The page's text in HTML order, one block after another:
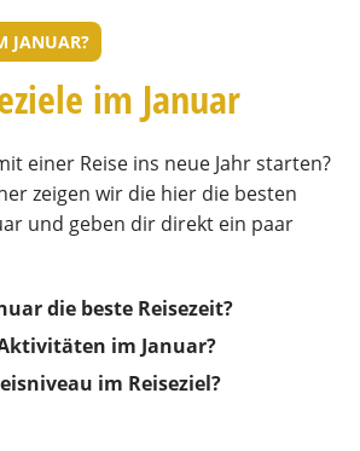
JANUAR?
im Januar
einer Reise ins neue Jahr starten?
zeigen wir die hier die besten
und geben dir direkt ein paar
die beste Reisezeit?
im Januar?
im Reiseziel?